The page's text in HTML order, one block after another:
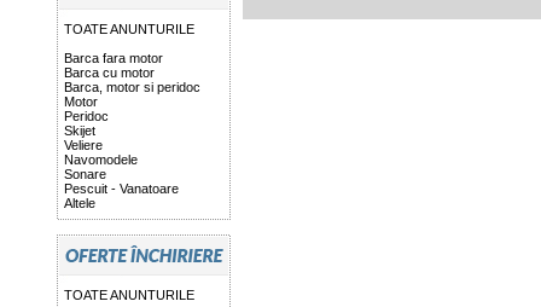
TOATE ANUNTURILE
Barca fara motor
Barca cu motor
Barca, motor si peridoc
Motor
Peridoc
Skijet
Veliere
Navomodele
Sonare
Pescuit - Vanatoare
Altele
TOATE ANUNTURILE